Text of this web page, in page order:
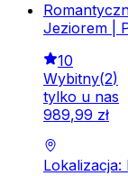
Jeziorem |
10
Wybitny(2)
tylko u nas
989,99 zł